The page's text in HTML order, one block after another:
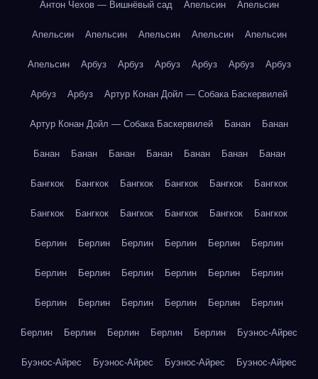
Антон Чехов — Вишнёвый сад Апельсин Апельсин
Апельсин Апельсин Апельсин Апельсин Апельсин
Апельсин Арбуз Арбуз Арбуз Арбуз Арбуз Арбуз
Арбуз Арбуз Артур Конан Дойл — Собака Баскервилей
Артур Конан Дойл — Собака Баскервилей Банан Банан
Банан Банан Банан Банан Банан Банан Банан
Бангкок Бангкок Бангкок Бангкок Бангкок Бангкок
Бангкок Бангкок Бангкок Бангкок Бангкок Бангкок
Берлин Берлин Берлин Берлин Берлин Берлин
Берлин Берлин Берлин Берлин Берлин Берлин
Берлин Берлин Берлин Берлин Берлин Берлин
Берлин Берлин Берлин Берлин Берлин Буэнос-Айрес
Буэнос-Айрес Буэнос-Айрес Буэнос-Айрес Буэнос-Айрес